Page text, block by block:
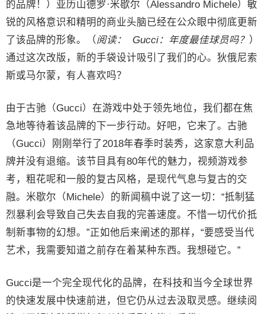
的品牌！）亚历山德罗·米歇尔（Alessandro Michele）敏
锐的风格意识和精明的商业头脑已经在公众眼中彻底更新
了该品牌的形象。（阅读： Gucci：年度最佳球员吗？ ）
通过这次改版，新的手袋设计吸引了我们的心。狄俄尼索
斯或马尔蒙，有人喜欢吗？
由于古驰（Gucci）在游戏中处于领先地位，我们都在焦
急地等待着该品牌的下一步行动。好吧，它来了。古驰
（Gucci）刚刚举行了2018年春季时装秀，这家意大利品
牌并没有退缩。该节目具有80年代的魅力，视频游戏参
考，粗花呢和一般的复古风格，是现代气息与复古的交
融。米歇尔（Michele）的新闻稿中说了这一切：“抵制猛
烈暴利会导致自己失去自我的完善速度。不惜一切代价抵
制新事物的幻想。”正如他后来阐述的那样，“要感受当代
艺术，我需要知道之前存在着某种东西。我想碰它。”
Gucci是一个完全现代化的品牌，在科技和当今全球世界
的快速发展中快速前进，但它仍从过去汲取灵感。继续阅